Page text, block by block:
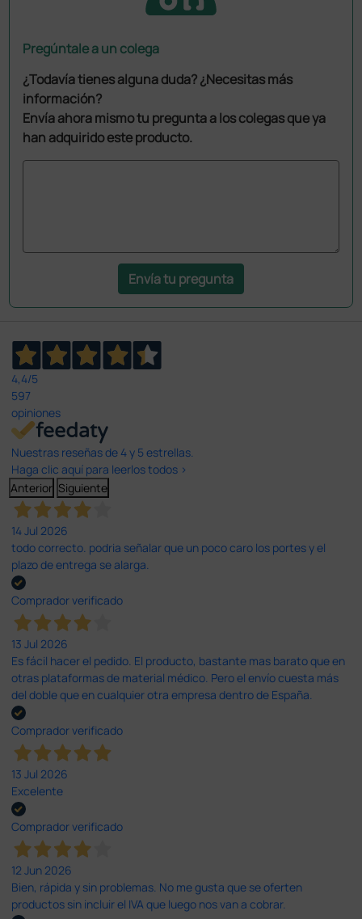
Pregúntale a un colega
¿Todavía tienes alguna duda? ¿Necesitas más
información?
Envía ahora mismo tu pregunta a los colegas que ya
han adquirido este producto.
Envía tu pregunta
4,4/5
597
opiniones
Nuestras reseñas de 4 y 5 estrellas.
Haga clic aquí para leerlos todos >
Anterior Siguiente
14 Jul 2026
todo correcto. podria señalar que un poco caro los portes y el
plazo de entrega se alarga.
Comprador verificado
13 Jul 2026
Es fácil hacer el pedido. El producto, bastante mas barato que en
otras plataformas de material médico. Pero el envío cuesta más
del doble que en cualquier otra empresa dentro de España.
Comprador verificado
13 Jul 2026
Excelente
Comprador verificado
12 Jun 2026
Bien, rápida y sin problemas. No me gusta que se oferten
productos sin incluir el IVA que luego nos van a cobrar.